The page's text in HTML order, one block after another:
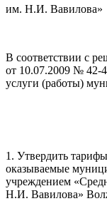
им. Н.И. Вавилова»
В соответствии с
от 10.07.2009 № 42-
услуги (работы)
1. Утвердить
оказываемые
учреждением
Н.И. Вавилова»